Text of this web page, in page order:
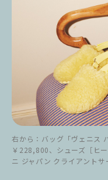
右から：バッグ「ヴェニ
￥228,800、シューズ［ヒ
ニ ジャパン クライアントサ